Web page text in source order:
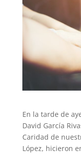
En la tarde de
David García
Caridad de
López, hicieron